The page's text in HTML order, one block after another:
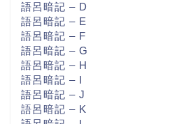
語呂暗記 – D
語呂暗記 – E
語呂暗記 – F
語呂暗記 – G
語呂暗記 – H
語呂暗記 – I
語呂暗記 – J
語呂暗記 – K